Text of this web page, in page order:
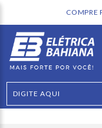
COMPRE